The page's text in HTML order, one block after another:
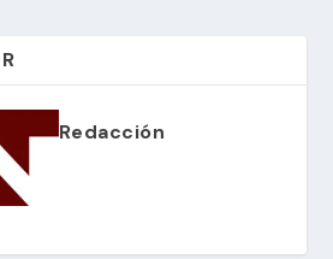
Redacción